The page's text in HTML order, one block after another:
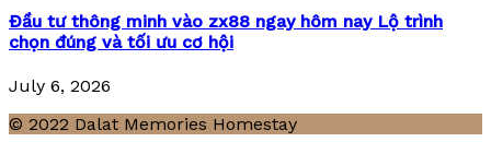
Đầu tư thông minh vào zx88 ngay hôm nay Lộ trình
chọn đúng và tối ưu cơ hội
July 6, 2026
© 2022 Dalat Memories Homestay